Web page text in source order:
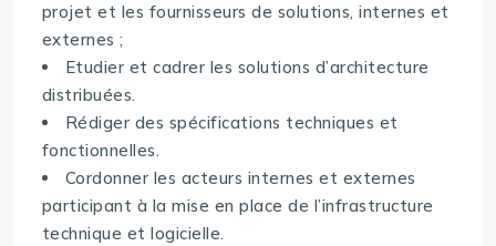
projet et les fournisseurs de solutions, internes et
externes ;
Etudier et cadrer les solutions d’architecture
distribuées.
Rédiger des spécifications techniques et
fonctionnelles.
Cordonner les acteurs internes et externes
participant à la mise en place de l’infrastructure
technique et logicielle.